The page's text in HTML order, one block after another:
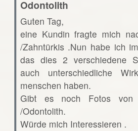
Odontolith
Guten Tag,
eine Kundin fragte mich
/Zahntürkis .Nun habe ich
das dies 2 verschiedene
auch unterschiedliche
menschen haben.
Gibt es noch Fotos von
/Odontolith.
Würde mich Interessieren .